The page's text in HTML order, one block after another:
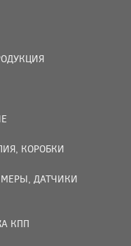
КОРОБКИ
ДАТЧИКИ
КПП